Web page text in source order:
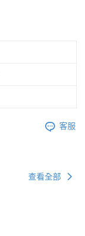
客服
查看全部